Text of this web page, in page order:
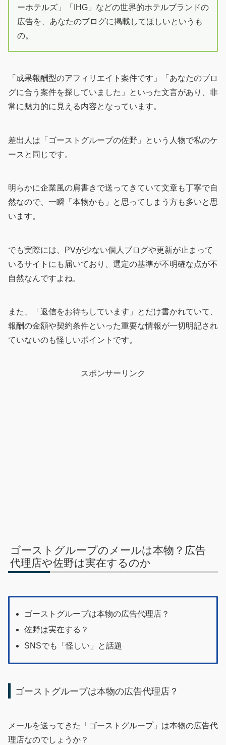
ーホテルズ」「IHG」などの世界的ホテルブランドの
広告を、あなたのブログに掲載してほしいというも
の。
「成果報酬型のアフィリエイト案件です」「あなたのブロ
グに合う案件を探していました」といった文言があり、非
常に魅力的に見える内容となっています。
差出人は「ゴーストグループの佐野」という人物で私のケ
ースと同じです。
明らかに企業風の肩書きで送ってきていて文章も丁寧で自
然なので、一瞬「本物かも」と思ってしまう方も多いと思
います。
でも実際には、PVが少ない個人ブログや更新が止まって
いるサイトにも届いており、選定の基準が不明確な点が不
自然なんですよね。
また、「返信をお待ちしています」とだけ書かれていて、
報酬の金額や契約条件といった重要な情報が一切明記され
ていないのも怪しいポイントです。
スポンサーリンク
ゴーストグループのメールは本物？広告
代理店や佐野は実在するのか
ゴーストグループは本物の広告代理店？
佐野は実在する？
SNSでも「怪しい」と話題
ゴーストグループは本物の広告代理店？
メールを送ってきた「ゴーストグループ」は本物の広告代
理店なのでしょうか？